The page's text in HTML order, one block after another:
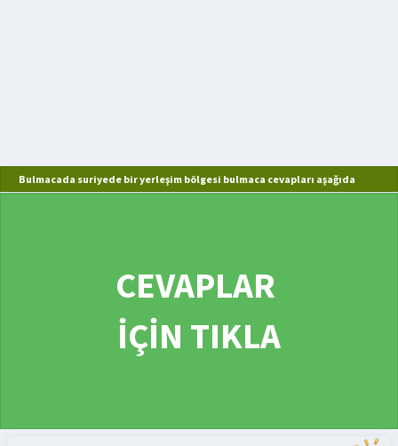
Bulmacada suriyede bir yerleşim bölgesi bulmaca cevapları aşağıda
CEVAPLAR
İÇİN TIKLA